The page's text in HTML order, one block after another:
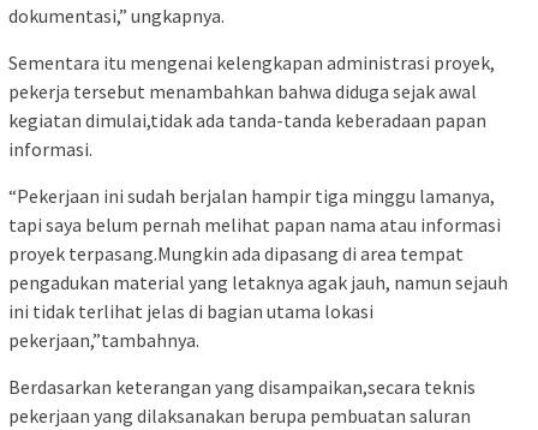
dokumentasi,” ungkapnya.
Sementara itu mengenai kelengkapan administrasi proyek,
pekerja tersebut menambahkan bahwa diduga sejak awal
kegiatan dimulai,tidak ada tanda-tanda keberadaan papan
informasi.
“Pekerjaan ini sudah berjalan hampir tiga minggu lamanya,
tapi saya belum pernah melihat papan nama atau informasi
proyek terpasang.Mungkin ada dipasang di area tempat
pengadukan material yang letaknya agak jauh, namun sejauh
ini tidak terlihat jelas di bagian utama lokasi
pekerjaan,”tambahnya.
Berdasarkan keterangan yang disampaikan,secara teknis
pekerjaan yang dilaksanakan berupa pembuatan saluran